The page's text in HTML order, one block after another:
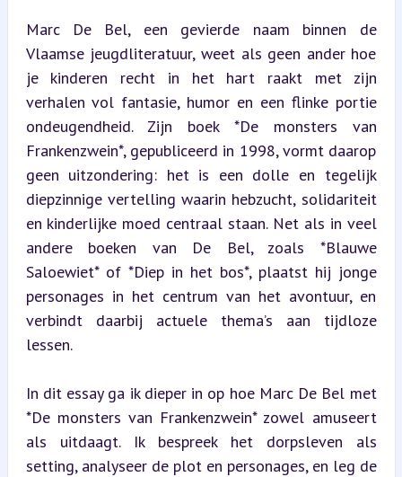
Marc De Bel, een gevierde naam binnen de
Vlaamse jeugdliteratuur, weet als geen ander hoe
je kinderen recht in het hart raakt met zijn
verhalen vol fantasie, humor en een flinke portie
ondeugendheid. Zijn boek *De monsters van
Frankenzwein*, gepubliceerd in 1998, vormt daarop
geen uitzondering: het is een dolle en tegelijk
diepzinnige vertelling waarin hebzucht, solidariteit
en kinderlijke moed centraal staan. Net als in veel
andere boeken van De Bel, zoals *Blauwe
Saloewiet* of *Diep in het bos*, plaatst hij jonge
personages in het centrum van het avontuur, en
verbindt daarbij actuele thema’s aan tijdloze
lessen.
In dit essay ga ik dieper in op hoe Marc De Bel met
*De monsters van Frankenzwein* zowel amuseert
als uitdaagt. Ik bespreek het dorpsleven als
setting, analyseer de plot en personages, en leg de